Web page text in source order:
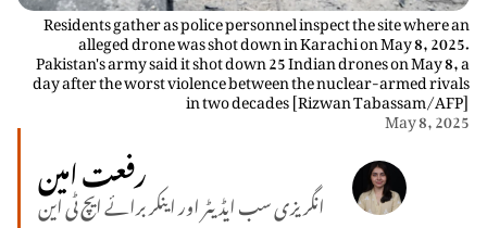
Residents gather as police personnel inspect the site where an
alleged drone was shot down in Karachi on May 8, 2025.
Pakistan's army said it shot down 25 Indian drones on May 8, a
day after the worst violence between the nuclear-armed rivals
in two decades [Rizwan Tabassam/AFP]
May 8, 2025
رفعت امین
انگریزی سب ایڈیٹر اور اینکر برائے ایچ ٹی این